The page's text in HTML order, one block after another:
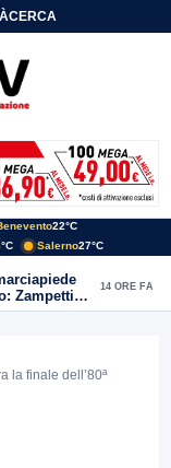
CERCA
22°C
Salerno27°C
Zampetti e
14 ORE FA
la finale dell’80ª